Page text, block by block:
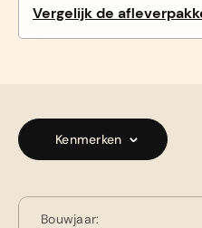
Vergelijk de
Kenmerken
Bouwjaar: